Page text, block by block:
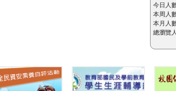
今日人
本周人
本月人
總瀏覽